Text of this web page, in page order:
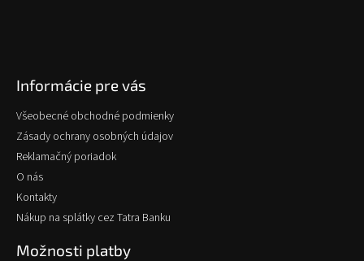
Informácie pre vás
Všeobecné obchodné podmienky
Zásady ochrany osobných údajov
Reklamačný poriadok
O nás
Kontakty
Nákup na splátky cez Tatra Banku
Možnosti platby